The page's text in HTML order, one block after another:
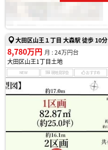
大田区山王１丁目 大森駅 徒歩 10分
8,780万円 月 : 24万円台
大田区山王1丁目土地
NEW 現地見学会 おすすめ